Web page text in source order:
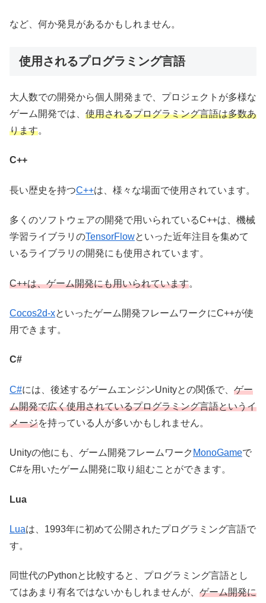
など、何か発見があるかもしれません。
使用されるプログラミング言語
大人数での開発から個人開発まで、プロジェクトが多様な
ゲーム開発では、 使用されるプログラミング言語は多数あ
ります。
C++
長い歴史を持つC++は、様々な場面で使用されています。
多くのソフトウェアの開発で用いられているC++は、機械
学習ライブラリのTensorFlowといった近年注目を集めて
いるライブラリの開発にも使用されています。
C++は、ゲーム開発にも用いられています。
Cocos2d-xといったゲーム開発フレームワークにC++が使
用できます。
C#
C#には、後述するゲームエンジンUnityとの関係で、 ゲー
ム開発で広く使用されているプログラミング言語というイ
メージを持っている人が多いかもしれません。
Unityの他にも、ゲーム開発フレームワーク MonoGameで
C#を用いたゲーム開発に取り組むことができます。
Lua
Luaは、1993年に初めて公開されたプログラミング言語で
す。
同世代のPythonと比較すると、プログラミング言語とし
てはあまり有名ではないかもしれませんが、 ゲーム開発に